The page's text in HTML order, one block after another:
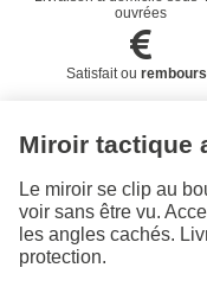
ouvrées
Satisfait ou
Miroir tactique
Le miroir se clip au
voir sans être vu.
les angles cachés.
protection.